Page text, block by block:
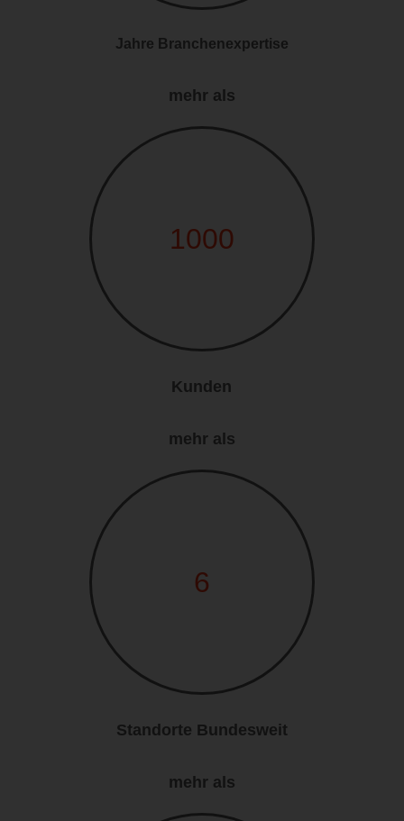
Jahre Branchenexpertise
mehr als
1000
Kunden
mehr als
6
Standorte Bundesweit
mehr als